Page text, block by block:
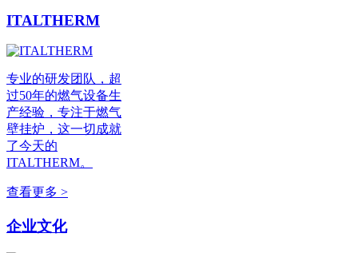
ITALTHERM
专业的研发团队，超
过50年的燃气设备生
产经验，专注于燃气
壁挂炉，这一切成就
了今天的
ITALTHERM。
查看更多 >
企业文化